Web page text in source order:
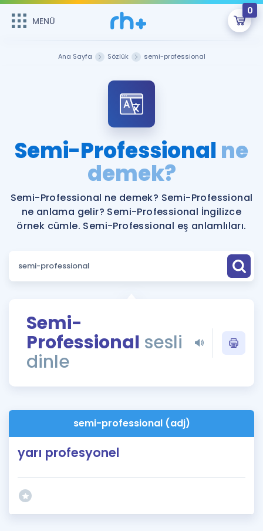
MENÜ
0
Şifremi Hatırlamıyorum
Sepetin Şu An Boş.
Remzi Hoca ile seni sınava hazırlayacak onlarca eğitim seni
bekliyor!
MENÜ
Katılımcı Görüşleri
Faydalı Araçlar
Ücretsiz Kaynaklar
Puan Hesaplama
ÖSYM Sınav Takvimi
Kampanyalar
Blog
İngilizce Gramer
Ana Sayfa Sözlük semi-professional
Semi-Professionalne
demek?
Semi-Professional ne demek? Semi-Professional
ne anlama gelir? Semi-Professional İngilizce
örnek cümle. Semi-Professional eş anlamlıları.
Semi-
Professional sesli
dinle
semi-professional (adj)
yarı profesyonel